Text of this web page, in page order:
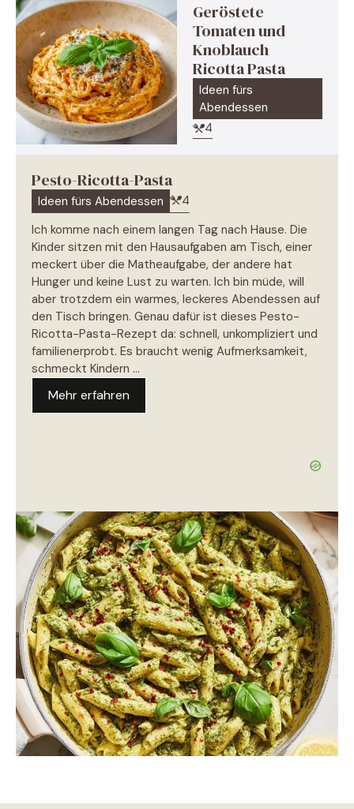
Geröstete
Tomaten und
Knoblauch
Ricotta Pasta
Ideen fürs
Abendessen
4
Pesto-Ricotta-Pasta
Ideen fürs Abendessen
4
Ich komme nach einem langen Tag nach Hause. Die
Kinder sitzen mit den Hausaufgaben am Tisch, einer
meckert über die Matheaufgabe, der andere hat
Hunger und keine Lust zu warten. Ich bin müde, will
aber trotzdem ein warmes, leckeres Abendessen auf
den Tisch bringen. Genau dafür ist dieses Pesto-
Ricotta-Pasta-Rezept da: schnell, unkompliziert und
familienerprobt. Es braucht wenig Aufmerksamkeit,
schmeckt Kindern …
Mehr erfahren